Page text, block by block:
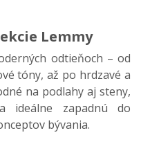
Lemmy
odtieňoch – od
tóny, až po hrdzavé a
na podlahy aj steny,
ideálne zapadnú do
bývania.